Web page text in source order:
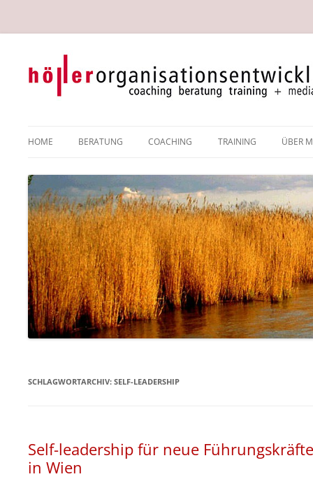
HOME BERATUNG
ORGANISATIONSBERATUNG
TEAMENTWICKLUNG
RESILIENZENTWICKLUNG
MEDIATION
COACHING
THEMENSCHWERPUNKTE &
COACHINGFORMEN
MEINE METHODEN &
INTERVENTIONEN IM COACHING
HYPNOSYSTEMISCHE KONZEPTE
IM COACHING
HÖR CD – ZIELORIENTIERTES
TRAINING ÜBER
SCHLAGWORTARCHIV: SELF-LEADERSHIP
Self-leadership für neue
in Wien